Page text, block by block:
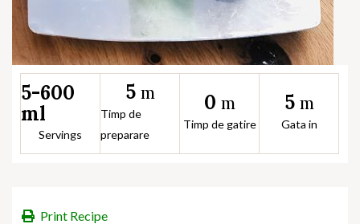
5-600
ml
Servings
5 m
Timp de
preparare
0 m
Timp de gatire
5 m
Gata in
Print Recipe